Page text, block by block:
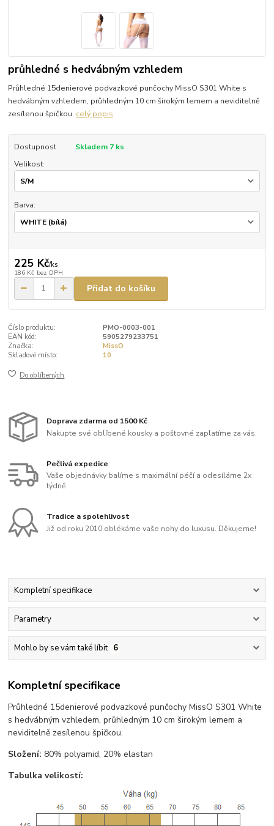
průhledné s hedvábným vzhledem
Průhledné 15denierové podvazkové punčochy MissO S301 White s
hedvábným vzhledem, průhledným 10 cm širokým lemem a neviditelně
zesílenou špičkou. celý popis
Dostupnost
Skladem 7 ks
Velikost:
Barva:
225 Kč/ks
186 Kč bez DPH
Přidat do košíku
Číslo produktu:
PMO-0003-001
EAN kód:
5905279233751
Značka:
MissO
Skladové místo:
10
Do oblíbených
Doprava zdarma od 1500 Kč
Nakupte své oblíbené kousky a poštovné zaplatíme za vás.
Pečlivá expedice
Vaše objednávky balíme s maximální péčí a odesíláme 2x
týdně.
Tradice a spolehlivost
Již od roku 2010 oblékáme vaše nohy do luxusu. Děkujeme!
Kompletní specifikace
Parametry
Mohlo by se vám také líbit 6
Kompletní specifikace
Průhledné 15denierové podvazkové punčochy MissO S301 White
s hedvábným vzhledem, průhledným 10 cm širokým lemem a
neviditelně zesílenou špičkou.
Složení: 80% polyamid, 20% elastan
Tabulka velikostí: